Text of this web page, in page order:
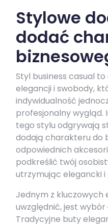
Stylowe
dodać
Styl business casual to
elegancji i swobody,
indywidualność
profesjonalny wygląd.
tego stylu odgrywają
dodają charakteru do
odpowiednich
podkreślić twój
utrzymując elegancki
Jednym z
uwzględnić, jest
Tradycyjne buty